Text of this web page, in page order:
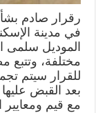
رقرار صادم
في مدينة
الموديل سلمى
مختلفة، وتتبع
للقرار سيتم
بعد القبض
مع قيم